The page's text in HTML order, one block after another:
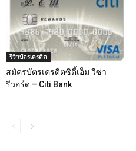
รีวิวบัตรเครดิต
สมัครบัตรเครดิตซิตี้เอ็ม วีซ่า
รีวอร์ด – Citi Bank